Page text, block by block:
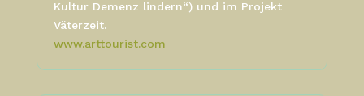
Kultur Demenz lindern“) und im Projekt
Väterzeit.
www.arttourist.com